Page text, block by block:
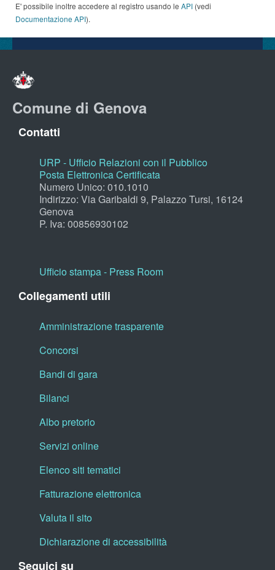
E' possibile inoltre accedere al registro usando le API (vedi
Documentazione API).
Comune di Genova
Contatti
URP - Ufficio Relazioni con il Pubblico
Posta Elettronica Certificata
Numero Unico: 010.1010
Indirizzo: Via Garibaldi 9, Palazzo Tursi, 16124
Genova
P. Iva: 00856930102
Ufficio stampa - Press Room
Collegamenti utili
Amministrazione trasparente
Concorsi
Bandi di gara
Bilanci
Albo pretorio
Servizi online
Elenco siti tematici
Fatturazione elettronica
Valuta il sito
Dichiarazione di accessibilità
Seguici su